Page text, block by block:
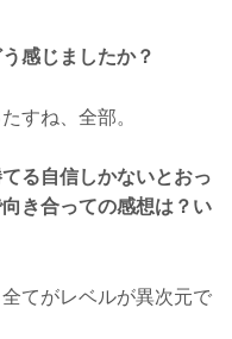
感じましたか？
すね、全部。
る自信しかないとおっ
き合っての感想は？い
てがレベルが異次元で